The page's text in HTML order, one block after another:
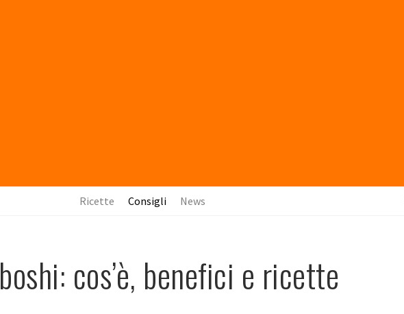
Ricette Consigli News
cos’è, benefici e ricette